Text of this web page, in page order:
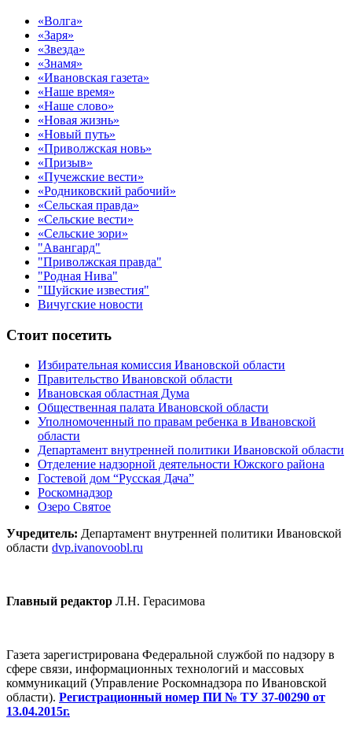
«Волга»
«Заря»
«Звезда»
«Знамя»
«Ивановская газета»
«Наше время»
«Наше слово»
«Новая жизнь»
«Новый путь»
«Приволжская новь»
«Призыв»
«Пучежские вести»
«Родниковский рабочий»
«Сельская правда»
«Сельские вести»
«Сельские зори»
"Авангард"
"Приволжская правда"
"Родная Нива"
"Шуйские известия"
Вичугские новости
Стоит посетить
Избирательная комиссия Ивановской области
Правительство Ивановской области
Ивановская областная Дума
Общественная палата Ивановской области
Уполномоченный по правам ребенка в Ивановской
области
Департамент внутренней политики Ивановской области
Отделение надзорной деятельности Южского района
Гостевой дом “Русская Дача”
Роскомнадзор
Озеро Святое
Учредитель: Департамент внутренней политики Ивановской
области dvp.ivanovoobl.ru
Главный редактор Л.Н. Герасимова
Газета зарегистрирована Федеральной службой по надзору в
сфере связи, информационных технологий и массовых
коммуникаций (Управление Роскомнадзора по Ивановской
области). Регистрационный номер ПИ № ТУ 37-00290 от
13.04.2015г.